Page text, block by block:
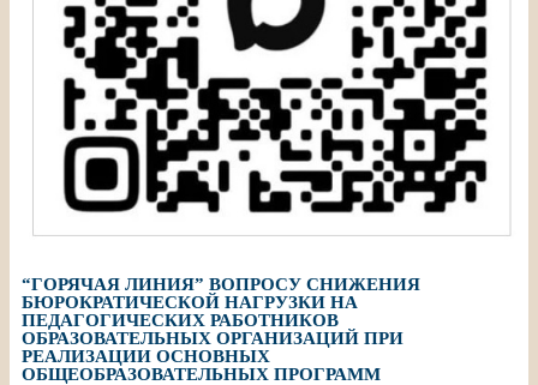
“ГОРЯЧАЯ ЛИНИЯ” ВОПРОСУ СНИЖЕНИЯ
БЮРОКРАТИЧЕСКОЙ НАГРУЗКИ НА
ПЕДАГОГИЧЕСКИХ РАБОТНИКОВ
ОБРАЗОВАТЕЛЬНЫХ ОРГАНИЗАЦИЙ ПРИ
РЕАЛИЗАЦИИ ОСНОВНЫХ
ОБЩЕОБРАЗОВАТЕЛЬНЫХ ПРОГРАММ